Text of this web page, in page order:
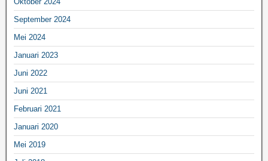
September 2024
Mei 2024
Januari 2023
Juni 2022
Juni 2021
Februari 2021
Januari 2020
Mei 2019